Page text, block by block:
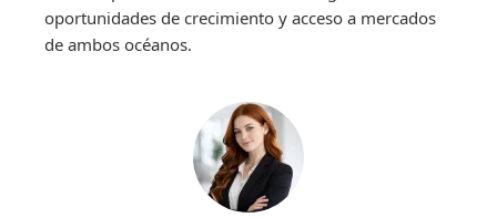
oportunidades de crecimiento y acceso a mercados
de ambos océanos.